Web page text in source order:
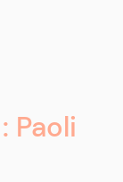
Paoli